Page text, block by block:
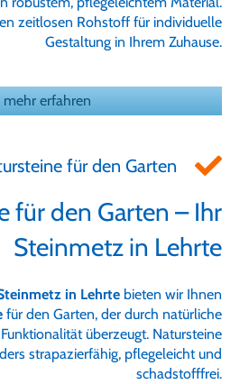
zeitlosen Rohstoff für individuelle
Gestaltung in Ihrem Zuhause.
mehr erfahren
für den Garten
für den Garten – Ihr
Steinmetz in Lehrte
in Lehrte bieten wir Ihnen
für den Garten, der durch natürliche
überzeugt. Natursteine
strapazierfähig, pflegeleicht und
schadstofffrei.